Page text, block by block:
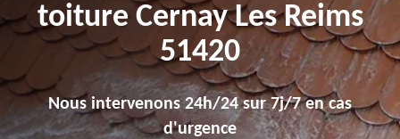
toiture Cernay Les Reims
51420
Nous intervenons 24h/24 sur 7j/7 en cas
d'urgence